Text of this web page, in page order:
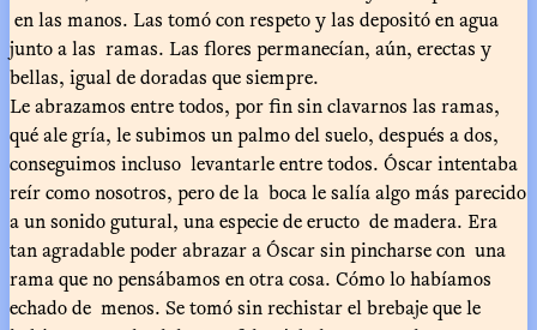
en las manos. Las tomó con respeto y las depositó en agua
junto a las ramas. Las flores permanecían, aún, erectas y
bellas, igual de doradas que siempre.
Le abrazamos entre todos, por fin sin clavarnos las ramas,
qué ale gría, le subimos un palmo del suelo, después a dos,
conseguimos incluso levantarle entre todos. Óscar intentaba
reír como nosotros, pero de la boca le salía algo más parecido
a un sonido gutural, una especie de eructo de madera. Era
tan agradable poder abrazar a Óscar sin pincharse con una
rama que no pensábamos en otra cosa. Cómo lo habíamos
echado de menos. Se tomó sin rechistar el brebaje que le